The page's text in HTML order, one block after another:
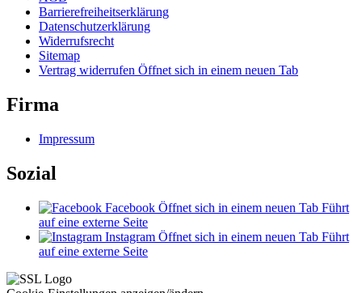
Barrierefreiheitserklärung
Datenschutzerklärung
Widerrufsrecht
Sitemap
Vertrag widerrufen Öffnet sich in einem neuen Tab
Firma
Impressum
Sozial
Facebook Öffnet sich in einem neuen Tab Führt
auf eine externe Seite
Instagram Öffnet sich in einem neuen Tab Führt
auf eine externe Seite